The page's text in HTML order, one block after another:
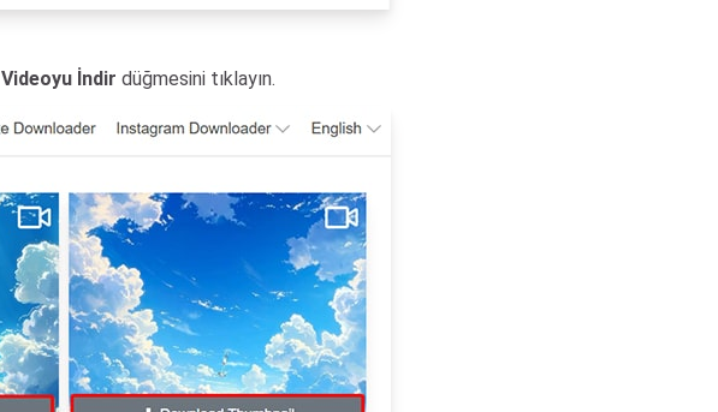
Videoyu İndir düğmesini tıklayın.